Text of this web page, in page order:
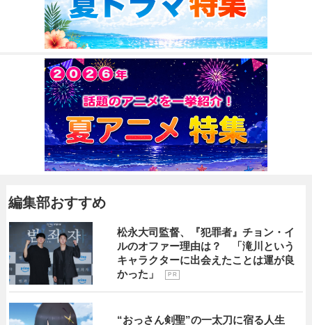
編集部おすすめ
松永大司監督、『犯罪者』チョン・イ
ルのオファー理由は？ 「滝川という
キャラクターに出会えたことは運が良
かった」
P R
“おっさん剣聖”の一太刀に宿る人生